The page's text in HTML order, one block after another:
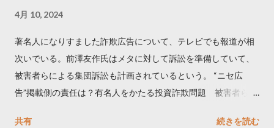
4月 10, 2024
著名人になりすました詐欺広告について、テレビでも報道が相
次いでいる。前澤友作氏はメタに対して訴訟を準備していて、
被害者らによる集団訴訟も計画されているという。 “ニセ広
告”掲載側の責任は？有名人をかたる投資詐欺問題 被害者らが
共有 続きを読む